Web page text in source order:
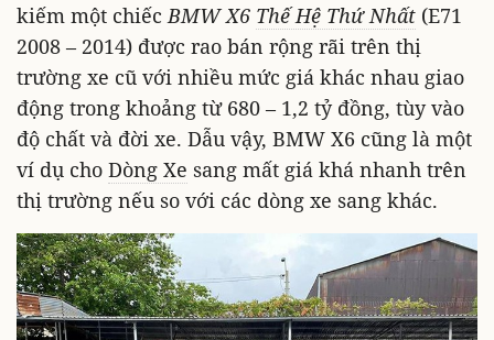
kiếm một chiếcBMW X6 Thế Hệ Thứ Nhất (E71
2008 – 2014) được rao bán rộng rãi trên thị
trường xe cũ với nhiều mức giá khác nhau giao
động trong khoảng từ 680 – 1,2 tỷ đồng, tùy vào
độ chất và đời xe. Dẫu vậy, BMW X6 cũng là một
ví dụ cho Dòng Xe sang mất giá khá nhanh trên
thị trường nếu so với các dòng xe sang khác.